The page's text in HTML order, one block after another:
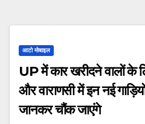
आटो मोबाइल
UP में कार खरीदने वालों
और वाराणसी में इन नई
जानकर चौंक जाएंगे